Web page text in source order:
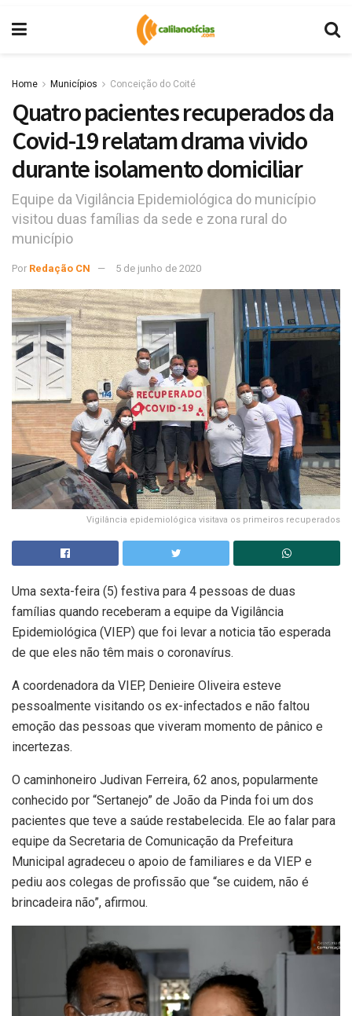
Home Municípios Conceição do Coité
Quatro pacientes recuperados da
Covid-19 relatam drama vivido
durante isolamento domiciliar
Equipe da Vigilância Epidemiológica do município
visitou duas famílias da sede e zona rural do
município
Por Redação CN 5 de junho de 2020
Vigilância epidemiológica visitava os primeiros recuperados
Uma sexta-feira (5) festiva para 4 pessoas de duas
famílias quando receberam a equipe da Vigilância
Epidemiológica (VIEP) que foi levar a noticia tão esperada
de que eles não têm mais o coronavírus.
A coordenadora da VIEP, Denieire Oliveira esteve
pessoalmente visitando os ex-infectados e não faltou
emoção das pessoas que viveram momento de pânico e
incertezas.
O caminhoneiro Judivan Ferreira, 62 anos, popularmente
conhecido por “Sertanejo” de João da Pinda foi um dos
pacientes que teve a saúde restabelecida. Ele ao falar para
equipe da Secretaria de Comunicação da Prefeitura
Municipal agradeceu o apoio de familiares e da VIEP e
pediu aos colegas de profissão que “se cuidem, não é
brincadeira não”, afirmou.